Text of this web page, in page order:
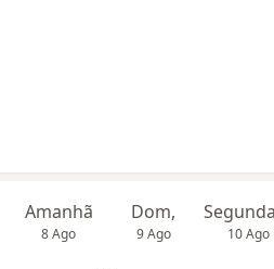
Amanhã
8 Ago
Dom,
9 Ago 10 Ago